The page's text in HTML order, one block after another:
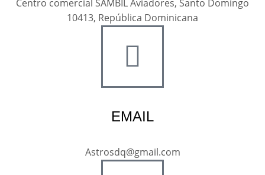
Centro comercial SAMBIL Aviadores, Santo Domingo
10413, República Dominicana
EMAIL
Astrosdq@gmail.com